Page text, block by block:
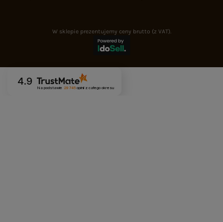
W sklepie prezentujemy ceny brutto (z VAT).
4.9
Na podstawie 29 745opinii z całego okresu